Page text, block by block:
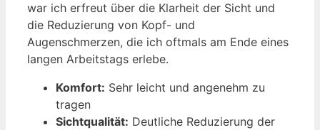
war ich erfreut über die Klarheit der Sicht und
die Reduzierung von Kopf- und
Augenschmerzen, die ich oftmals am Ende eines
langen Arbeitstags erlebe.
Komfort: Sehr leicht und angenehm zu
tragen
Sichtqualität: Deutliche Reduzierung der